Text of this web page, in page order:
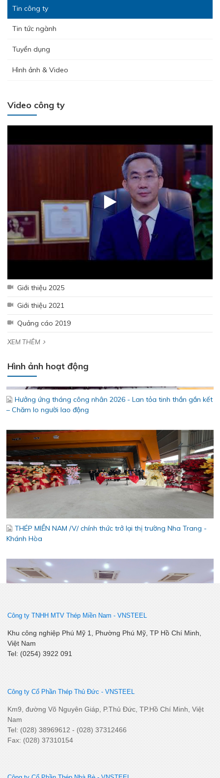
Tin công ty
Tin tức ngành
Tuyển dụng
Hình ảnh & Video
Video công ty
Giới thiệu 2025
Giới thiệu 2021
Quảng cáo 2019
XEM THÊM
Hình ảnh hoạt động
Hưởng ứng tháng công nhân 2026 - Lan tỏa tinh thần gắn kết
– Chăm lo người lao động
THÉP MIỀN NAM /V/ chính thức trở lại thị trường Nha Trang -
Khánh Hòa
Lễ kết nạp Đảng viên mới – Chi bộ Kỹ Thuật – Chất Lượng
Miền Tây Nam Bộ
Công ty TNHH MTV Thép Miền Nam - VNSTEEL
Khu công nghiệp Phú Mỹ 1, Phường Phú Mỹ, TP Hồ Chí Minh,
Việt Nam
Tel: (0254) 3922 091
Công ty Cổ Phần Thép Thủ Đức - VNSTEEL
Km9, đường Võ Nguyên Giáp, P.Thủ Đức, TP.Hồ Chí Minh, Việt
Nam
Tel: (028) 38969612 - (028) 37312466
Fax: (028) 37310154